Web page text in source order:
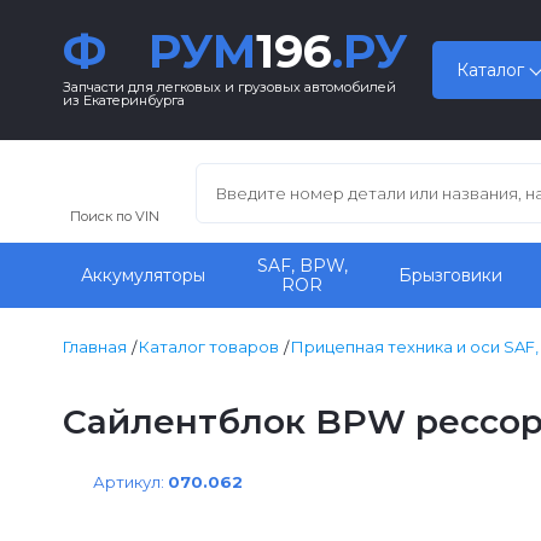
Ф РУМ196.РУ
Запчасти для легковых и грузовых автомобилей
из Екатеринбурга
Каталог
Поиск по VIN
Аккумуляторы
SAF, BPW,
ROR
Брызговики
Главная Каталог товаров Прицепная техника и оси SAF,
Сайлентблок BPW
Артикул: 070.062